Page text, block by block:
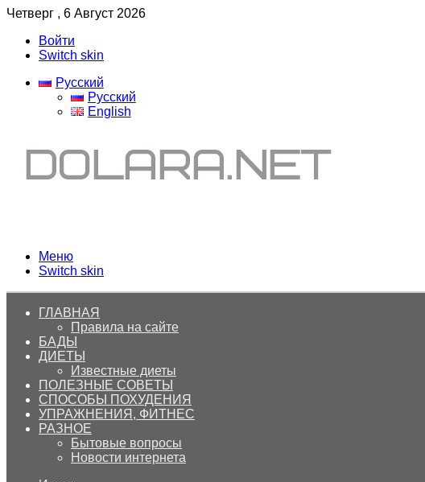
Четверг , 6 Август 2026
Войти
Switch skin
Русский
Русский
English
Меню
Switch skin
ГЛАВНАЯ
Правила на сайте
БАДЫ
ДИЕТЫ
Известные диеты
ПОЛЕЗНЫЕ СОВЕТЫ
СПОСОБЫ ПОХУДЕНИЯ
УПРАЖНЕНИЯ, ФИТНЕС
РАЗНОЕ
Бытовые вопросы
Новости интернета